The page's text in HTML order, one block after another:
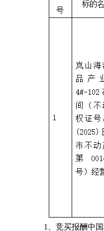
1、竞买报酬中